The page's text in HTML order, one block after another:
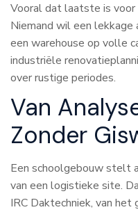
Vooral dat laatste is
Niemand wil een
een warehouse op volle
industriële
over rustige periodes.
Van
Zonder
Een schoolgebouw stelt
van een logistieke site.
IRC Daktechniek, van